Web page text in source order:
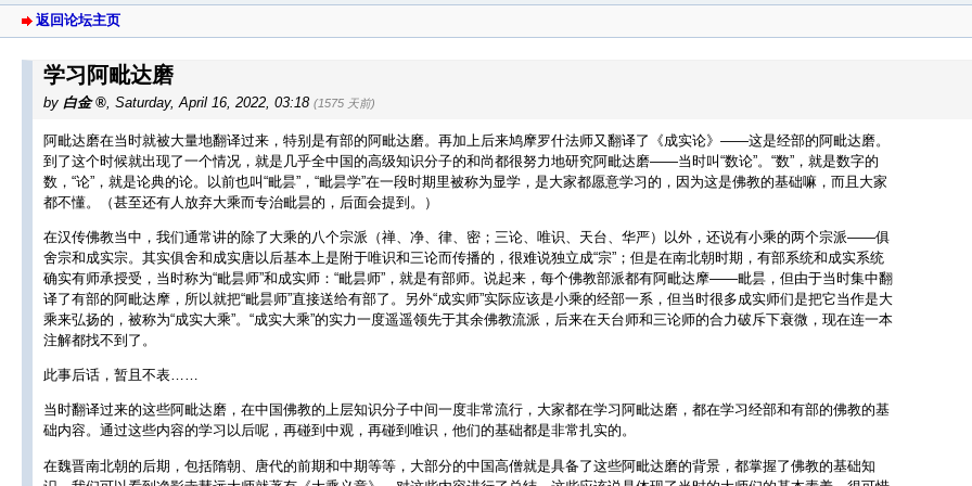
返回论坛主页
学习阿毗达磨
by 白金 , Saturday, April 16, 2022, 03:18 (1575 天前)
阿毗达磨在当时就被大量地翻译过来，特别是有部的阿毗达磨。再加上后来鸠摩罗什法师又翻译了《成实论》——这是经部的阿毗达磨。
到了这个时候就出现了一个情况，就是几乎全中国的高级知识分子的和尚都很努力地研究阿毗达磨——当时叫“数论”。“数”，就是数字的
数，“论”，就是论典的论。以前也叫“毗昙”，“毗昙学”在一段时期里被称为显学，是大家都愿意学习的，因为这是佛教的基础嘛，而且大家
都不懂。（甚至还有人放弃大乘而专治毗昙的，后面会提到。）
在汉传佛教当中，我们通常讲的除了大乘的八个宗派（禅、净、律、密；三论、唯识、天台、华严）以外，还说有小乘的两个宗派——俱
舍宗和成实宗。其实俱舍和成实唐以后基本上是附于唯识和三论而传播的，很难说独立成“宗”；但是在南北朝时期，有部系统和成实系统
确实有师承授受，当时称为“毗昙师”和成实师：“毗昙师”，就是有部师。说起来，每个佛教部派都有阿毗达摩——毗昙，但由于当时集中翻
译了有部的阿毗达摩，所以就把“毗昙师”直接送给有部了。另外“成实师”实际应该是小乘的经部一系，但当时很多成实师们是把它当作是大
乘来弘扬的，被称为“成实大乘”。“成实大乘”的实力一度遥遥领先于其余佛教流派，后来在天台师和三论师的合力破斥下衰微，现在连一本
注解都找不到了。
此事后话，暂且不表……
当时翻译过来的这些阿毗达磨，在中国佛教的上层知识分子中间一度非常流行，大家都在学习阿毗达磨，都在学习经部和有部的佛教的基
础内容。通过这些内容的学习以后呢，再碰到中观，再碰到唯识，他们的基础都是非常扎实的。
在魏晋南北朝的后期，包括隋朝、唐代的前期和中期等等，大部分的中国高僧就是具备了这些阿毗达磨的背景，都掌握了佛教的基础知